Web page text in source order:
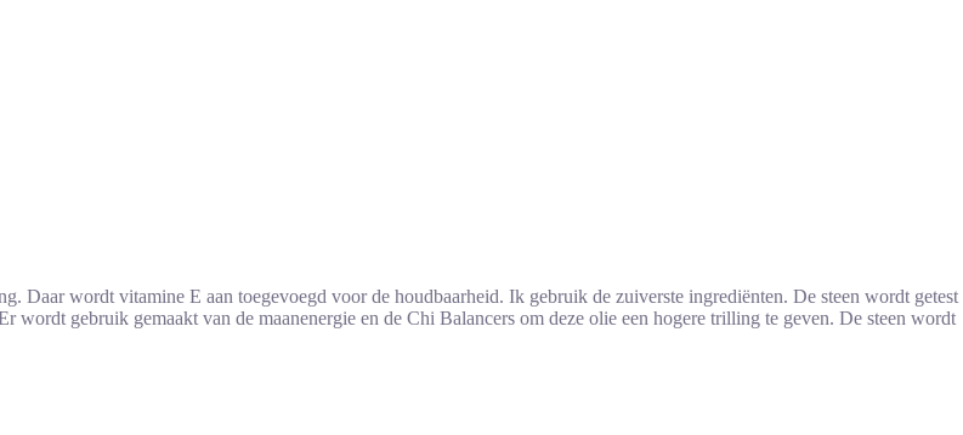
Daar wordt vitamine E aan toegevoegd voor de houdbaarheid. Ik gebruik de zuiverste ingrediënten. De steen wordt getest
gebruik gemaakt van de maanenergie en de Chi Balancers om deze olie een hogere trilling te geven. De steen wordt